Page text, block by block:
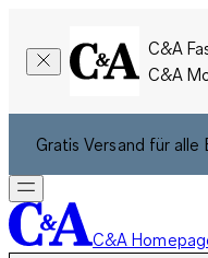
C&A
C&A
Gratis Versand für
C&A